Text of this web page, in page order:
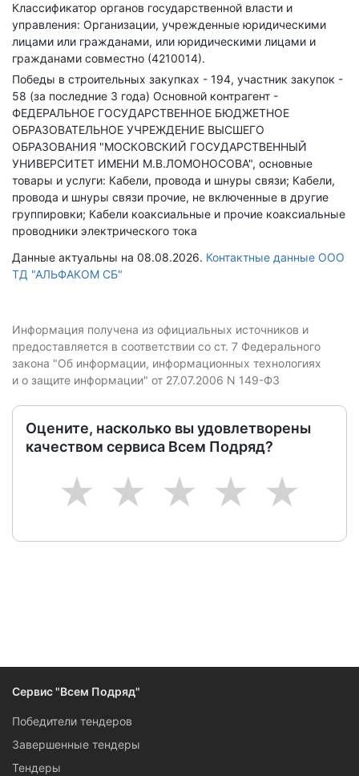
Классификатор органов государственной власти и
управления: Организации, учрежденные юридическими
лицами или гражданами, или юридическими лицами и
гражданами совместно (4210014).
Победы в строительных закупках - 194, участник закупок -
58 (за последние 3 года) Основной контрагент -
ФЕДЕРАЛЬНОЕ ГОСУДАРСТВЕННОЕ БЮДЖЕТНОЕ
ОБРАЗОВАТЕЛЬНОЕ УЧРЕЖДЕНИЕ ВЫСШЕГО
ОБРАЗОВАНИЯ "МОСКОВСКИЙ ГОСУДАРСТВЕННЫЙ
УНИВЕРСИТЕТ ИМЕНИ М.В.ЛОМОНОСОВА", основные
товары и услуги: Кабели, провода и шнуры связи; Кабели,
провода и шнуры связи прочие, не включенные в другие
группировки; Кабели коаксиальные и прочие коаксиальные
проводники электрического тока
Данные актуальны на 08.08.2026. Контактные данные ООО
ТД "АЛЬФАКОМ СБ"
Информация получена из официальных источников и
предоставляется в соответствии со ст. 7 Федерального
закона "Об информации, информационных технологиях
и о защите информации" от 27.07.2006 N 149-ФЗ
Оцените, насколько вы удовлетворены
качеством сервиса Всем Подряд?
5
4
3
2
1
Сервис "Всем Подряд"
Победители тендеров
Завершенные тендеры
Тендеры